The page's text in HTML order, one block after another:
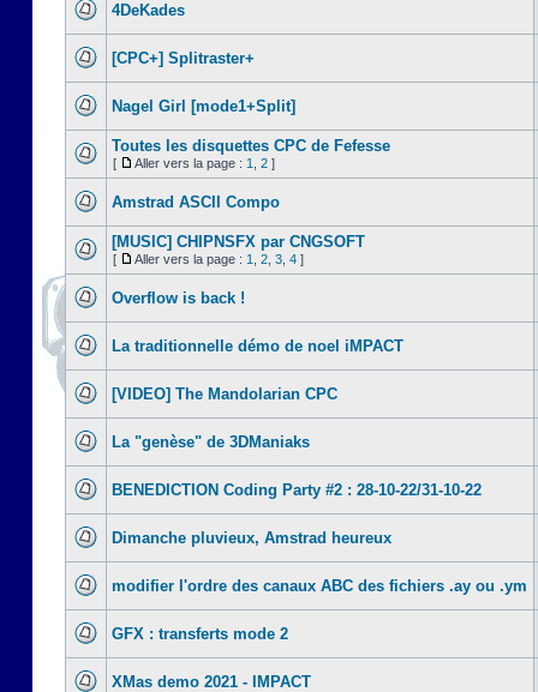
4DeKades
[CPC+] Splitraster+
Nagel Girl [mode1+Split]
Toutes les disquettes CPC de Fefesse
[ Aller vers la page : 1 2 ]
Amstrad ASCII Compo
[MUSIC] CHIPNSFX par CNGSOFT
[ Aller vers la page : 1 2 3 4 ]
Overflow is back !
La traditionnelle démo de noel iMPACT
[VIDEO] The Mandolarian CPC
La "genèse" de 3DManiaks
BENEDICTION Coding Party #2 : 28-10-22/31-10-22
Dimanche pluvieux, Amstrad heureux
modifier l'ordre des canaux ABC des fichiers .ay ou .ym
GFX : transferts mode 2
XMas demo 2021 - IMPACT